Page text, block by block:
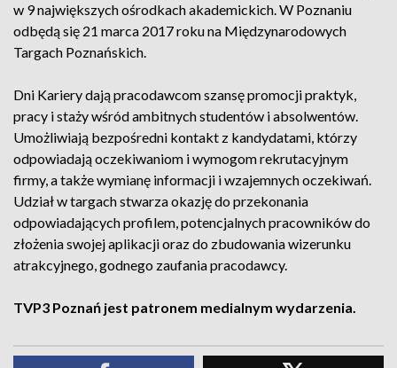
w 9 największych ośrodkach akademickich. W Poznaniu
odbędą się 21 marca 2017 roku na Międzynarodowych
Targach Poznańskich.
Dni Kariery dają pracodawcom szansę promocji praktyk,
pracy i staży wśród ambitnych studentów i absolwentów.
Umożliwiają bezpośredni kontakt z kandydatami, którzy
odpowiadają oczekiwaniom i wymogom rekrutacyjnym
firmy, a także wymianę informacji i wzajemnych oczekiwań.
Udział w targach stwarza okazję do przekonania
odpowiadających profilem, potencjalnych pracowników do
złożenia swojej aplikacji oraz do zbudowania wizerunku
atrakcyjnego, godnego zaufania pracodawcy.
TVP3 Poznań jest patronem medialnym wydarzenia.